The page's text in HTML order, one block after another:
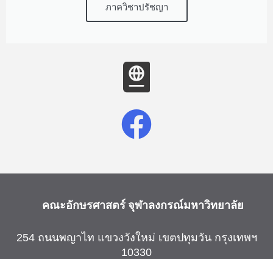
ภาควิชาปรัชญา
คณะอักษรศาสตร์จุฬาลงกรณ์มหาวิทยาลัย
254 ถนนพญาไท แขวงวังใหม่ เขตปทุมวัน กรุงเทพฯ
10330